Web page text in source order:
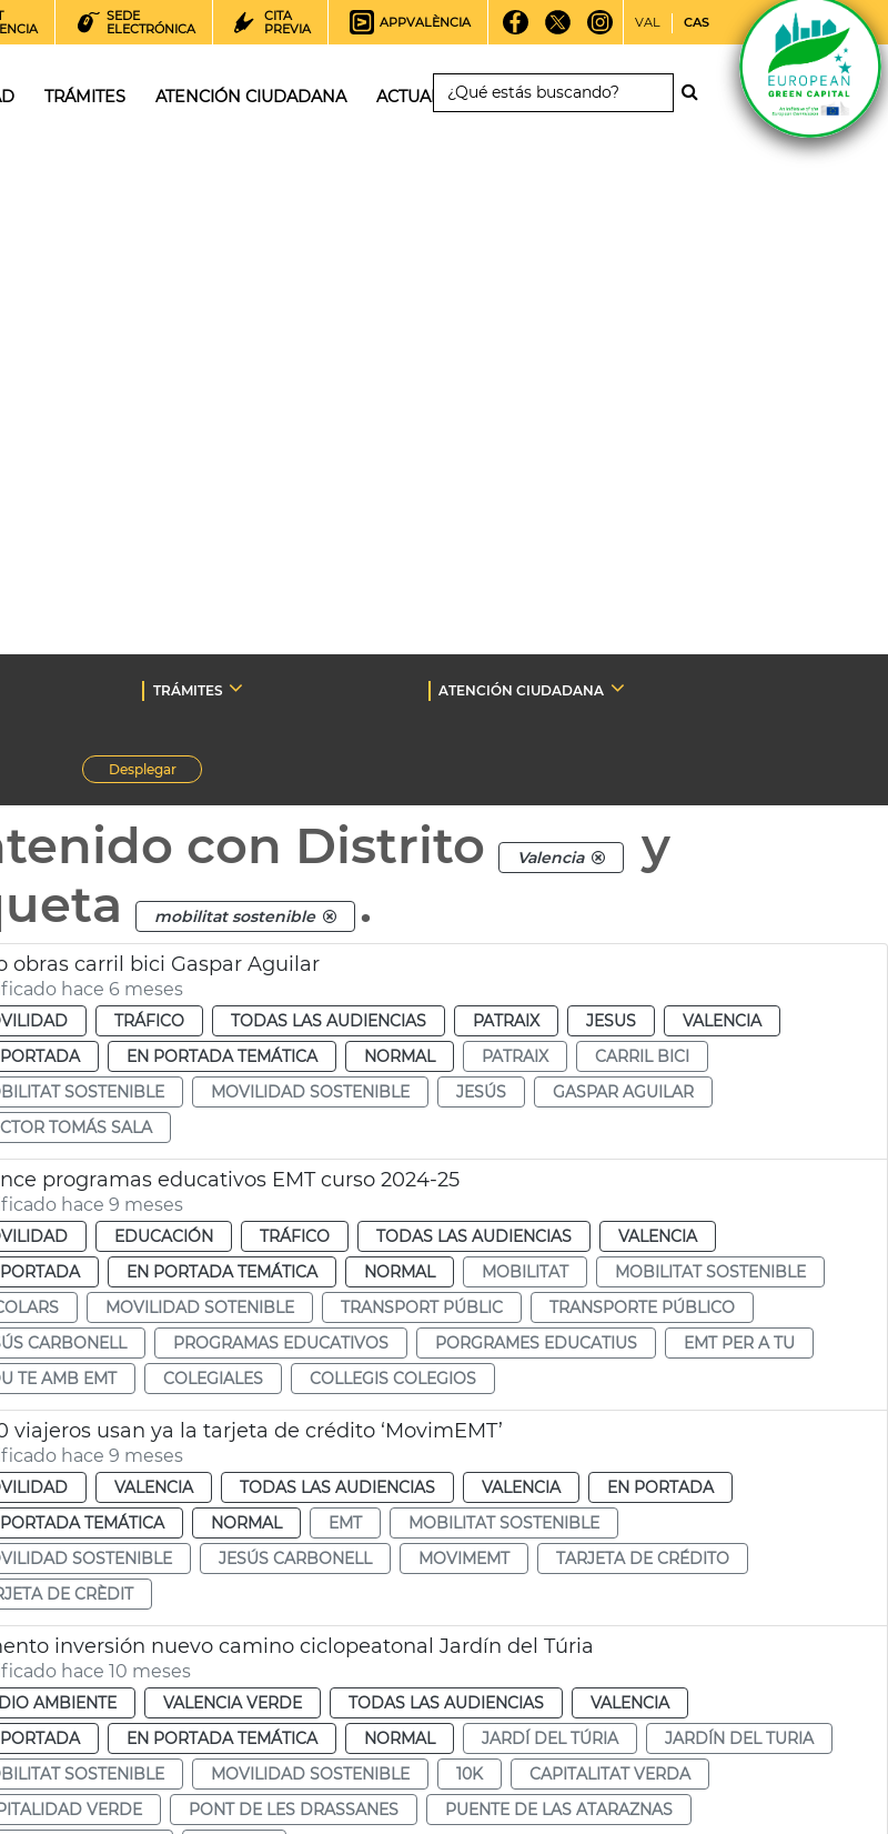
SEDE
ELECTRÓNICA
CITA
PREVIA
APPVALÈNCIA VAL CAS
TRÁMITES ATENCIÓN CIUDADANA ACTUALIDAD
TRÁMITES
ATENCIÓN CIUDADANA
Desplegar
con Distrito Valencia
y
mobilitat sostenible .
obras carril bici Gaspar Aguilar
hace 6 meses
TRÁFICO TODAS LAS AUDIENCIAS PATRAIX JESUS
VALENCIA
EN PORTADA TEMÁTICA NORMAL PATRAIX
CARRIL BICI
SOSTENIBLE
MOVILIDAD SOSTENIBLE JESÚS
GASPAR AGUILAR
TOMÁS SALA
programas educativos EMT curso 2024-25
hace 9 meses
EDUCACIÓN TRÁFICO TODAS LAS AUDIENCIAS
VALENCIA
EN PORTADA TEMÁTICA NORMAL MOBILITAT
MOBILITAT SOSTENIBLE
MOVILIDAD SOTENIBLE TRANSPORT PÚBLIC
TRANSPORTE PÚBLICO
CARBONELL
PROGRAMAS EDUCATIVOS PORGRAMES EDUCATIUS
EMT PER A TU
TE AMB EMT
COLEGIALES COLLEGIS COLEGIOS
viajeros usan ya la tarjeta de crédito ‘MovimEMT’
hace 9 meses
VALENCIA TODAS LAS AUDIENCIAS VALENCIA
EN PORTADA
TEMÁTICA
NORMAL EMT
MOBILITAT SOSTENIBLE
SOSTENIBLE
JESÚS CARBONELL MOVIMEMT
TARJETA DE CRÉDITO
DE CRÈDIT
inversión nuevo camino ciclopeatonal Jardín del Túria
hace 10 meses
AMBIENTE VALENCIA VERDE TODAS LAS AUDIENCIAS
VALENCIA
EN PORTADA TEMÁTICA NORMAL JARDÍ DEL TÚRIA
JARDÍN DEL TURIA
SOSTENIBLE
MOVILIDAD SOSTENIBLE 10K
CAPITALITAT VERDA
VERDE
PONT DE LES DRASSANES
PUENTE DE LAS ATARAZNAS